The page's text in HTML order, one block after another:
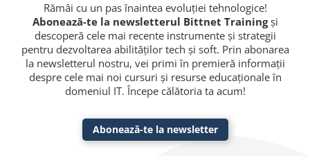
Rămâi cu un pas înaintea evoluției tehnologice!
Abonează-te la newsletterul Bittnet Trainingși
descoperă cele mai recente instrumente și strategii
pentru dezvoltarea abilităților tech și soft. Prin abonarea
la newsletterul nostru, vei primi în premieră informații
despre cele mai noi cursuri și resurse educaționale în
domeniul IT. Începe călătoria ta acum!
Abonează-te la newsletter